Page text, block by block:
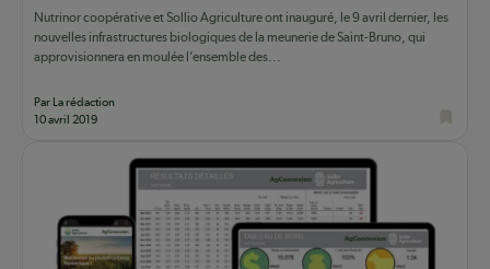
Nutrinor coopérative et Sollio Agriculture ont inauguré, le 9 avril dernier, les
nouvelles infrastructures biologiques de la meunerie de Saint-Bruno, qui
approvisionnera en moulée l’ensemble des...
Par La rédaction
10 avril 2019